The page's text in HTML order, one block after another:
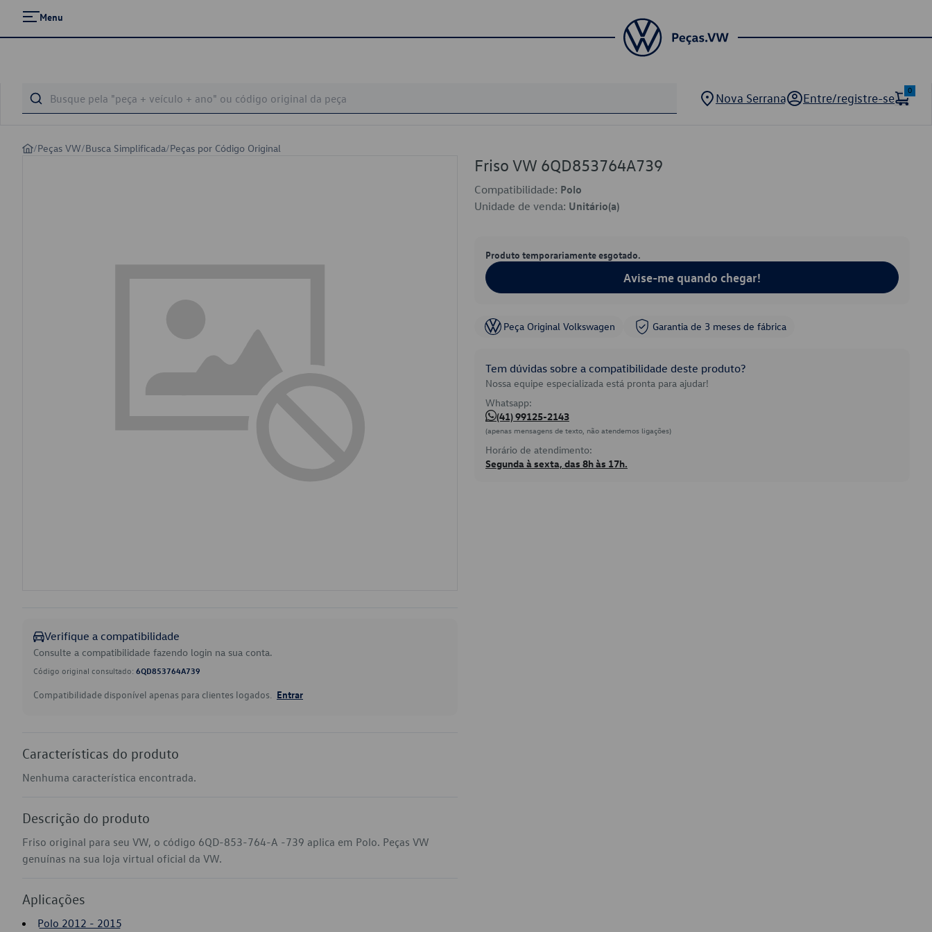
Menu
Nova Serrana Entre/registre-se
0
/Peças VW/Busca Simplificada/Peças por Código Original
Verifique a compatibilidade
Consulte a compatibilidade fazendo login na sua conta.
Código original consultado: 6QD853764A739
Compatibilidade disponível apenas para clientes logados. Entrar
Características do produto
Nenhuma característica encontrada.
Descrição do produto
Friso original para seu VW, o código 6QD-853-764-A -739 aplica em Polo. Peças VW
genuínas na sua loja virtual oficial da VW.
Aplicações
Polo 2012 - 2015
Friso VW 6QD853764A739
Compatibilidade: Polo
Unidade de venda: Unitário(a)
Produto temporariamente esgotado.
Avise-me quando chegar!
Peça Original Volkswagen Garantia de 3 meses de fábrica
Tem dúvidas sobre a compatibilidade deste produto?
Nossa equipe especializada está pronta para ajudar!
Whatsapp:
(41) 99125-2143
(apenas mensagens de texto, não atendemos ligações)
Horário de atendimento:
Segunda à sexta, das 8h às 17h.